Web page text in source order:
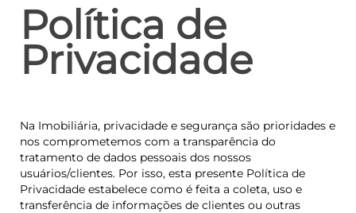
Política de
Privacidade
Na Imobiliária, privacidade e segurança são prioridades e
nos comprometemos com a transparência do
tratamento de dados pessoais dos nossos
usuários/clientes. Por isso, esta presente Política de
Privacidade estabelece como é feita a coleta, uso e
transferência de informações de clientes ou outras